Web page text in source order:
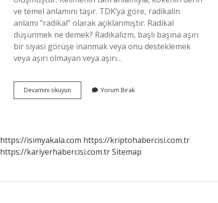
ve temel anlamını taşır. TDK’ya göre, radikalin
anlamı “radikal” olarak açıklanmıştır. Radikal
düşünmek ne demek? Radikalizm, başlı başına aşırı
bir siyasi görüşe inanmak veya onu desteklemek
veya aşırı olmayan veya aşırı…
Devamını okuyun
Bir
Yorum Bırak
https://isimyakala.com https://kriptohabercisi.com.tr
https://kariyerhabercisi.com.trSitemap